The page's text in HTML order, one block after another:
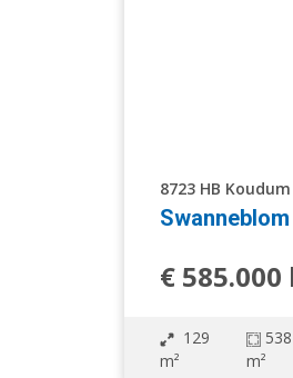
8723 HB Koudum
€ 585.000
129
m²
538
m²